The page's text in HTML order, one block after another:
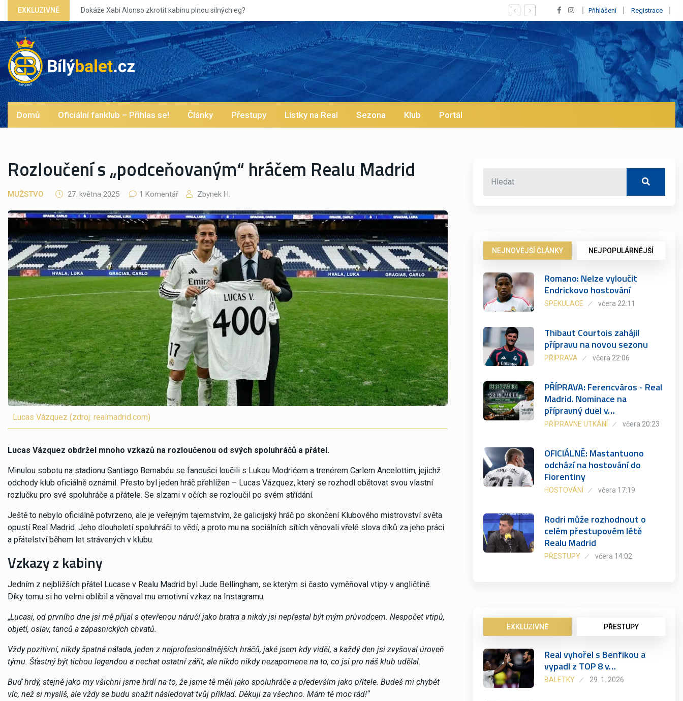
EXKLUZIVNĚ Vypískaný Vinícius! Blíží se jeho odchod z Realu a pustí se klub na trh už v lednu? | BALETKY #33 Přihlášení Registrace
Domů Oficiální fanklub – Přihlas se! Články Přestupy Lístky na Real Sezona Klub Portál
Rozloučení s „podceňovaným“ hráčem Realu Madrid
MUŽSTVO 27. května 2025 1 Komentář Zbynek H.
Lucas Vázquez (zdroj: realmadrid.com)
Lucas Vázquez obdržel mnoho vzkazů na rozloučenou od svých spoluhráčů a přátel.
Minulou sobotu na stadionu Santiago Bernabéu se fanoušci loučili s Lukou Modrićem a trenérem Carlem Ancelottim, jejichž
odchody klub oficiálně oznámil. Přesto byl jeden hráč přehlížen – Lucas Vázquez, který se rozhodl obětovat svou vlastní
rozlučku pro své spoluhráče a přátele. Se slzami v očích se rozloučil po svém střídání.
Ještě to nebylo oficiálně potvrzeno, ale je veřejným tajemstvím, že galicijský hráč po skončení Klubového mistrovství světa
opustí Real Madrid. Jeho dlouholetí spoluhráči to vědí, a proto mu na sociálních sítích věnovali vřelé slova díků za jeho práci
a přátelství během let strávených v klubu.
Vzkazy z kabiny
Jedním z nejbližších přátel Lucase v Realu Madrid byl Jude Bellingham, se kterým si často vyměňoval vtipy v angličtině.
Díky tomu si ho velmi oblíbil a věnoval mu emotivní vzkaz na Instagramu:
„Lucasi, od prvního dne jsi mě přijal s otevřenou náručí jako bratra a nikdy jsi nepřestal být mým průvodcem. Nespočet vtipů,
objetí, oslav, tanců a zápasnických chvatů.
Vždy pozitivní, nikdy špatná nálada, jeden z nejprofesionálnějších hráčů, jaké jsem kdy viděl, a každý den jsi zvyšoval úroveň
týmu. Šťastný být tichou legendou a nechat ostatní zářit, ale nikdo nikdy nezapomene na to, co jsi pro náš klub udělal.
Buď hrdý, stejně jako my všichni jsme hrdí na to, že jsme tě měli jako spoluhráče a především jako přítele. Budeš mi chybět
víc, než si myslíš, ale vždy se budu snažit následovat tvůj příklad. Děkuji za všechno. Mám tě moc rád!“
NEJNOVĚJŠÍ ČLÁNKY NEJPOPULÁRNĚJŠÍ
Romano: Nelze vyloučit
Endrickovo hostování
SPEKULACE včera 22:11
Thibaut Courtois zahájil
přípravu na novou sezonu
PŘÍPRAVA včera 22:06
PŘÍPRAVA: Ferencváros - Real
Madrid. Nominace na
přípravný duel v…
PŘÍPRAVNÉ UTKÁNÍ včera 20:23
OFICIÁLNĚ: Mastantuono
odchází na hostování do
Fiorentiny
HOSTOVÁNÍ včera 17:19
Rodri může rozhodnout o
celém přestupovém létě
Realu Madrid
PŘESTUPY včera 14:02
EXKLUZIVNĚ PŘESTUPY
Real vyhořel s Benfikou a
vypadl z TOP 8 v…
BALETKY 29. 1. 2026